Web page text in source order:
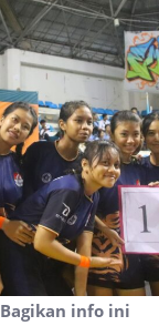
Bagikan info ini